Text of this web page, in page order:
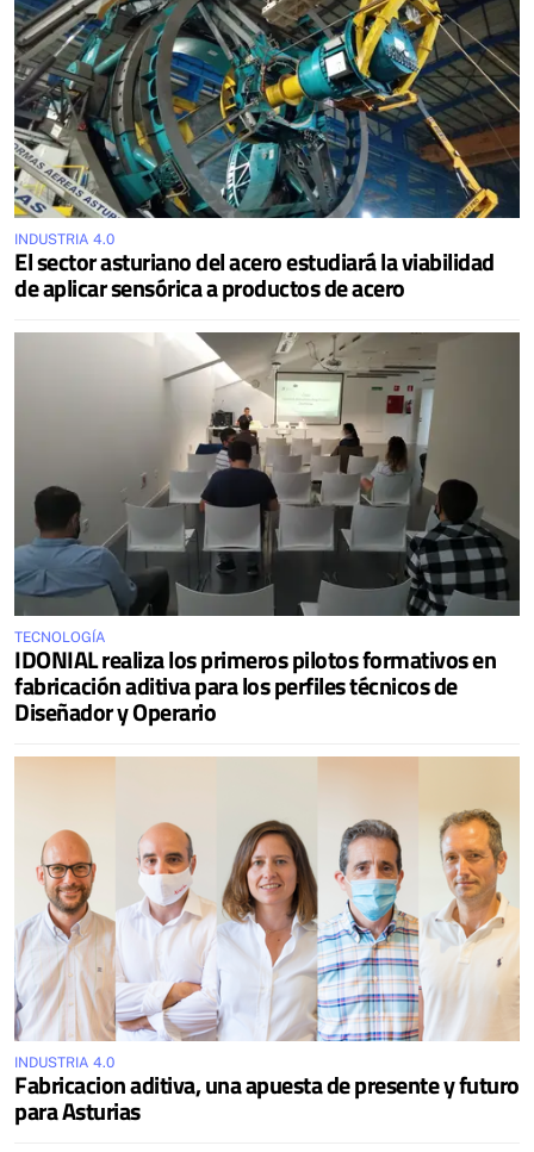
INDUSTRIA 4.0
El sector asturiano del acero estudiará la viabilidad
de aplicar sensórica a productos de acero
TECNOLOGÍA
IDONIAL realiza los primeros pilotos formativos en
fabricación aditiva para los perfiles técnicos de
Diseñador y Operario
INDUSTRIA 4.0
Fabricacion aditiva, una apuesta de presente y futuro
para Asturias